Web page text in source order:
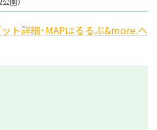
ト詳細･MAPはるるぶ&more.へ